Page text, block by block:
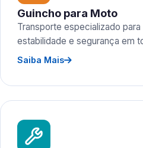
Guincho para Moto
Transporte especializado
estabilidade e segurança em
Saiba Mais